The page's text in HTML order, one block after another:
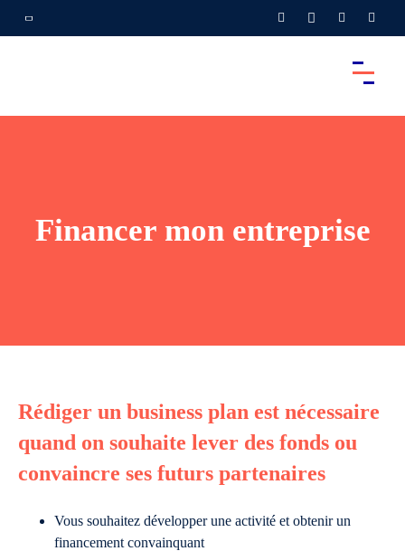
Financer mon entreprise
Rédiger un business plan est nécessaire
quand on souhaite lever des fonds ou
convaincre ses futurs partenaires
Vous souhaitez développer une activité et obtenir un
financement convainquant